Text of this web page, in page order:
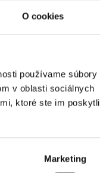
O cookies
používame súbory
v oblasti sociálnych
ktoré ste im poskytli
Marketing